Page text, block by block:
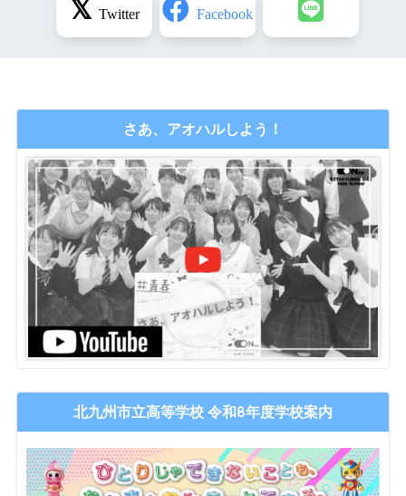
さあ、アオハルしよう！
北九州市立高等学校 令和8年度学校案内